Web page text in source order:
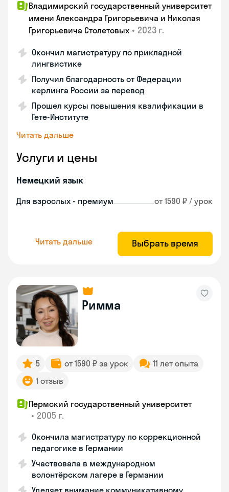
Владимирский государственный университет
имени Александра Григорьевича и Николая
Григорьевича Столетовых • 2023 г.
Окончил магистратуру по прикладной
лингвистике
Получил благодарность от Федерации
керлинга России за перевод
Прошел курсы повышения квалификации в
Гете-Институте
Читать дальше
Услуги и цены
Немецкий язык
Для взрослых - премиум от 1590 ₽ / урок
Читать дальше Выбрать время
Римма
5 от 1590 ₽ за урок
11 лет опыта
1 отзыв
Пермский государственный университет
• 2005 г.
Окончила магистратуру по коррекционной
педагогике в Германии
Участвовала в международном
волонтёрском лагере в Германии
Уделяет внимание коммуникативному